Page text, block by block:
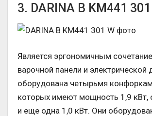
3. DARINA B KM441
Является эргономичным
варочной панели и электрической
оборудована четырьмя
которых имеют мощность 1,9 кВт,
и еще одна 1,0 кВт. Они